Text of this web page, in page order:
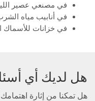
في مصنعي عصير
في أنابيب مياه
في خزانات للأسماك
هل لديك أي
هل تمكنا من إثارة